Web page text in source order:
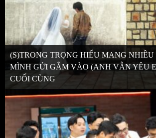
(S)TRONG TRỌNG HIẾU MANG
MÌNH GỬI GẮM VÀO (ANH VẪN YÊU
CUỐI CÙNG